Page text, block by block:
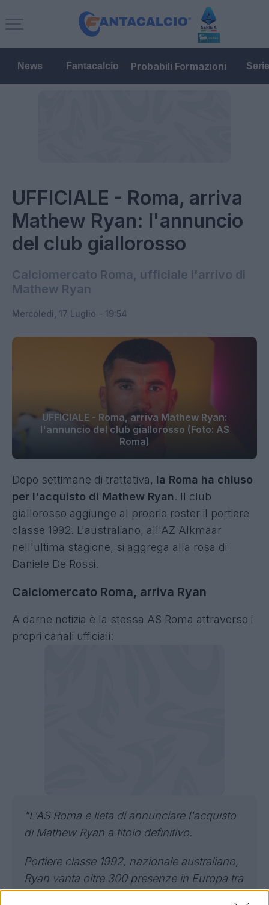
News Fantacalcio Probabili Formazioni
UFFICIALE - Roma, arriva
Mathew Ryan: l'annuncio
del club giallorosso
Calciomercato Roma, ufficiale l'arrivo di
Mathew Ryan
Mercoledì, 17 Luglio - 19:54
UFFICIALE - Roma, arriva Mathew Ryan:
l'annuncio del club giallorosso (Foto: AS
Roma)
Dopo settimane di trattativa, la Roma ha chiuso
per l'acquisto di Mathew Ryan. Il club
giallorosso aggiunge al proprio roster il portiere
classe 1992. L'australiano, all'AZ Alkmaar
nell'ultima stagione, si aggrega alla rosa di
Daniele De Rossi.
Calciomercato Roma, arriva Ryan
A darne notizia è la stessa AS Roma attraverso i
propri canali ufficiali:
"L'AS Roma è lieta di annunciare l'acquisto
di Mathew Ryan a titolo definitivo.
Portiere classe 1992, nazionale australiano,
Ryan vanta oltre 300 presenze in Europa tra
campionati nazionali e competizioni UEFA.